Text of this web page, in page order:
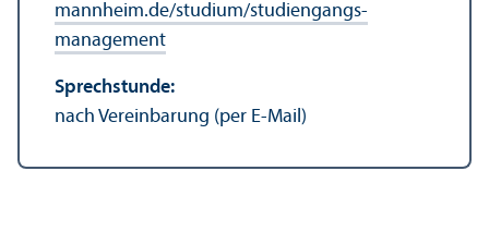
mannheim.de/studium/studien­gangs­
management
Sprechstunde:
nach Vereinbarung (per E-Mail)